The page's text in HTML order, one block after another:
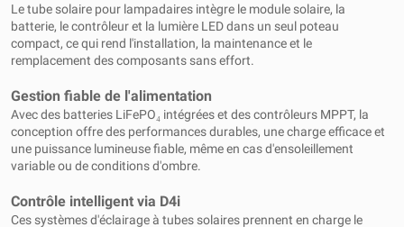
Le tube solaire pour lampadaires intègre le module solaire, la
batterie, le contrôleur et la lumière LED dans un seul poteau
compact, ce qui rend l'installation, la maintenance et le
remplacement des composants sans effort.
Gestion fiable de l'alimentation
Avec des batteries LiFePO₄ intégrées et des contrôleurs MPPT, la
conception offre des performances durables, une charge efficace et
une puissance lumineuse fiable, même en cas d'ensoleillement
variable ou de conditions d'ombre.
Contrôle intelligent via D4i
Ces systèmes d'éclairage à tubes solaires prennent en charge le